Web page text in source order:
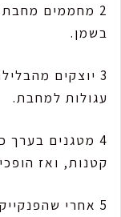
2 מחממים
בשמן.
3 יוצקים
עגולות למחבת.
קטנות, ואז
5 אחרי